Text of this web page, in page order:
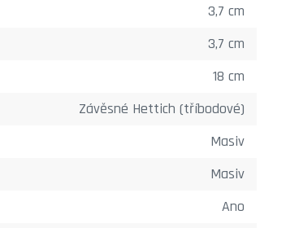
3,7 cm
3,7 cm
18 cm
Závěsné Hettich (tříbodové)
Masiv
Masiv
Ano